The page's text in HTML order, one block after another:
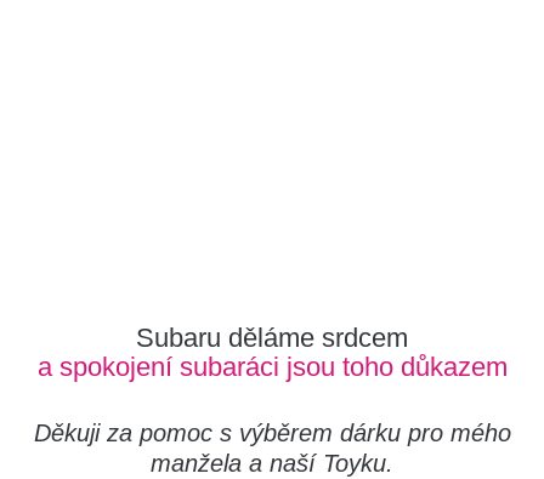
Subaru děláme srdcem
a spokojení subaráci jsou toho důkazem
Děkuji za pomoc s výběrem dárku pro mého
manžela a naší Toyku.